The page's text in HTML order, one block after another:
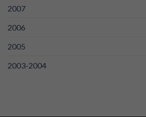
2007
2006
2005
2003-2004